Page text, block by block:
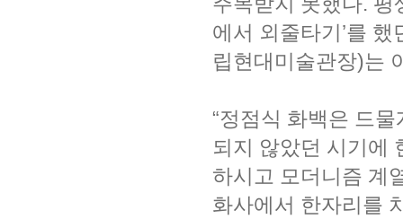
에서 외줄타기’를
립현대미술관장)는
“정점식 화백은 드
되지 않았던 시기에
하시고 모더니즘 계
화사에서 한자리를